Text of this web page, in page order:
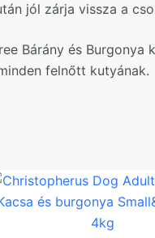
jól zárja vissza a
Bárány és
felnőtt kutyának.